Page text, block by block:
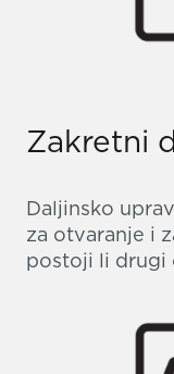
Zakretni
Daljinsko
za otvaranje i
postoji li drugi